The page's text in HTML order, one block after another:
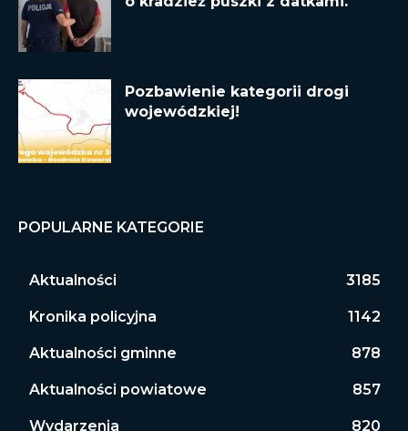
Pozbawienie kategorii drogi
wojewódzkiej!
POPULARNE KATEGORIE
Aktualności 3185
Kronika policyjna 1142
Aktualności gminne 878
Aktualności powiatowe 857
Wydarzenia 820